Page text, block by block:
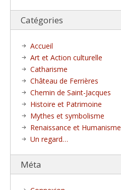
Catégories
Accueil
Art et Action culturelle
Catharisme
Château de Ferrières
Chemin de Saint-Jacques
Histoire et Patrimoine
Mythes et symbolisme
Renaissance et Humanisme
Un regard…
Méta